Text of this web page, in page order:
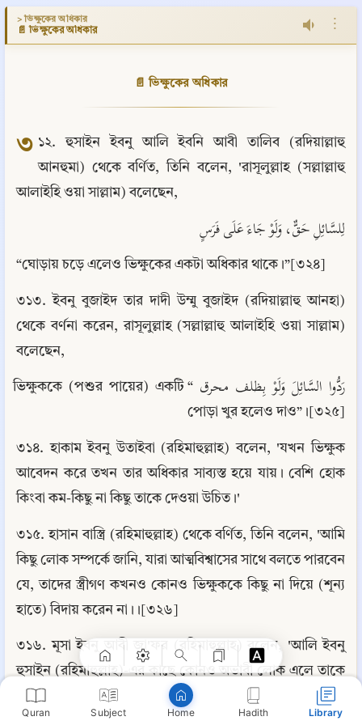
Quran Subject Home Hadith Library
> ভিক্ষুকের অধিকার
📄 ভিক্ষুকের অধিকার ⋮
📄 ভিক্ষুকের অধিকার
৩ ১২. হুসাইন ইবনু আলি ইবনি আবী তালিব (রদিয়াল্লাহু
আনহুমা) থেকে বর্ণিত, তিনি বলেন, 'রাসূলুল্লাহ (সল্লাল্লাহু
আলাইহি ওয়া সাল্লাম) বলেছেন,
لِلسَّائِلِ حَقٌّ، وَلَوْ جَاءَ عَلَى فَرَسٍ
“ঘোড়ায় চড়ে এলেও ভিক্ষুকের একটা অধিকার থাকে।”[৩২৪]
৩১৩. ইবনু বুজাইদ তার দাদী উম্মু বুজাইদ (রদিয়াল্লাহু আনহা)
থেকে বর্ণনা করেন, রাসূলুল্লাহ (সল্লাল্লাহু আলাইহি ওয়া সাল্লাম)
বলেছেন,
رَدُّوا السَّائِلَ وَلَوْ بِظلف محرق “ভিক্ষুককে (পশুর পায়ের) একটি
পোড়া খুর হলেও দাও”।[৩২৫]
৩১৪. হাকাম ইবনু উতাইবা (রহিমাহুল্লাহ) বলেন, 'যখন ভিক্ষুক
আবেদন করে তখন তার অধিকার সাব্যস্ত হয়ে যায়। বেশি হোক
কিংবা কম-কিছু না কিছু তাকে দেওয়া উচিত।'
৩১৫. হাসান বাস্ত্রি (রহিমাহুল্লাহ) থেকে বর্ণিত, তিনি বলেন, 'আমি
কিছু লোক সম্পর্কে জানি, যারা আত্মবিশ্বাসের সাথে বলতে পারবেন
যে, তাদের স্ত্রীগণ কখনও কোনও ভিক্ষুককে কিছু না দিয়ে (শূন্য
হাতে) বিদায় করেন না।।[৩২৬]
৩১৬. মূসা ইবনু আবী জা'ফর (রহিমাহুল্লাহ) বলেন, 'আলি ইবনু
হুসাইন (রহিমাহুল্লাহ)-এর কাছে কোনও অভাবী লোক এলে তাকে
তিনি স্বাগত জানিয়ে বলতেন, 'এমন ব্যক্তিকে স্বাগতম! যে আমার
সম্পদ আখিরাত পর্যন্ত পৌঁছে দিবে।'